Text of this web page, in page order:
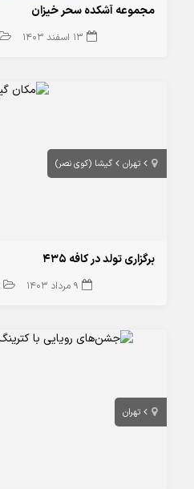
مجموعه آشکده سحر خیزان
13 اسفند 1403
تهران گیشا (کوی نصر)
برگزاری تولد در کافه 435
9 مرداد 1403
تهران